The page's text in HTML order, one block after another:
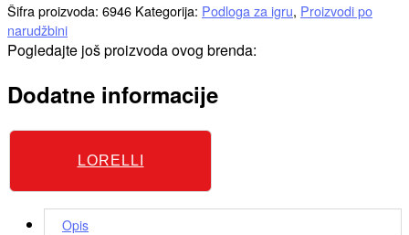
Šifra proizvoda: 6946 Kategorija: Podloga za igru, Proizvodi po
narudžbini
Pogledajte još proizvoda ovog brenda:
Dodatne informacije
LORELLI
Opis